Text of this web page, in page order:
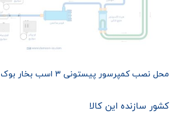
محل نصب کمپرسور پیستونی ۳ اسب بخار بوک سری HG22E/160-4 S
کشور سازنده این کالا